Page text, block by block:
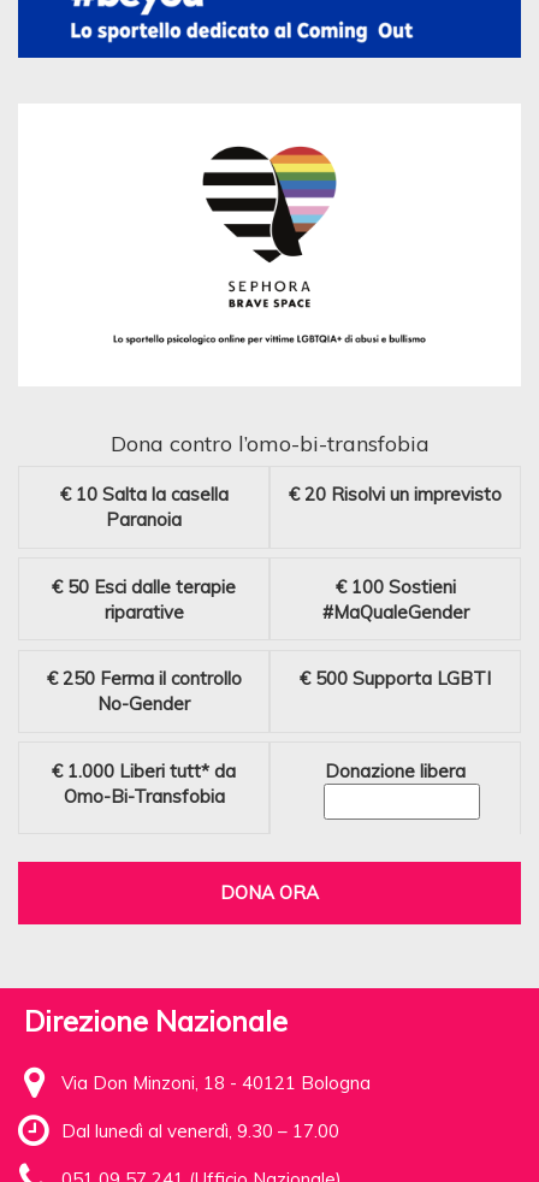
Dona contro l’omo-bi-transfobia
€ 10 Salta la casella
Paranoia
€ 20 Risolvi un imprevisto
€ 50 Esci dalle terapie
riparative
€ 100 Sostieni
#MaQualeGender
€ 250 Ferma il controllo
No-Gender
€ 500 Supporta LGBTI
€ 1.000 Liberi tutt* da
Omo-Bi-Transfobia
Donazione libera
DONA ORA
Direzione Nazionale
Via Don Minzoni, 18 - 40121 Bologna
Dal lunedì al venerdì, 9.30 – 17.00